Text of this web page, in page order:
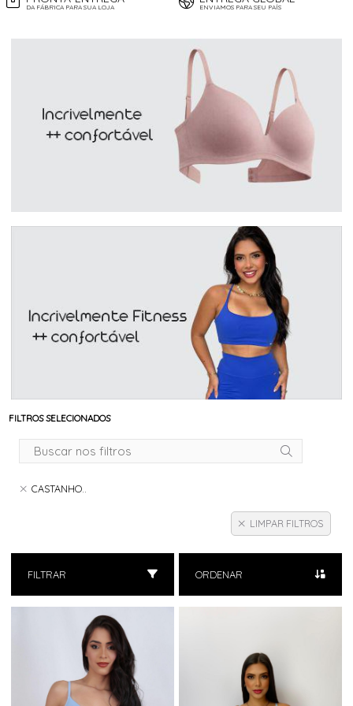
DA FÁBRICA PARA SUA LOJA ENVIAMOS PARA SEU PAÍS
FILTROS SELECIONADOS
CASTANHO..
LIMPAR FILTROS
FILTRAR ORDENAR